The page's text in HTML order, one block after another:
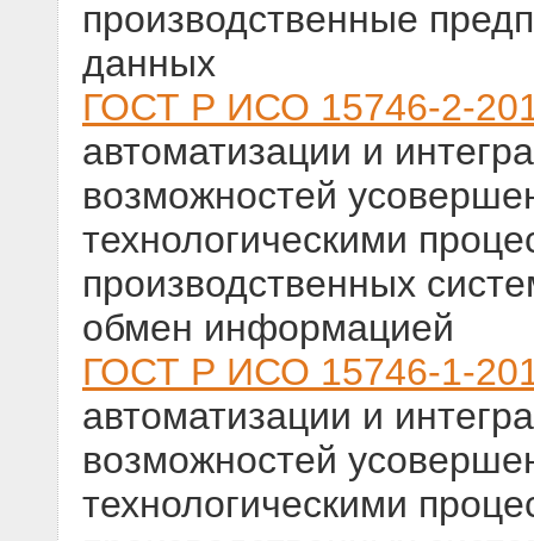
производственные
данных
ГОСТ Р ИСО 15746-2-
автоматизации и
возможностей
технологическими
производственных
обмен информацией
ГОСТ Р ИСО 15746-1-
автоматизации и
возможностей
технологическими